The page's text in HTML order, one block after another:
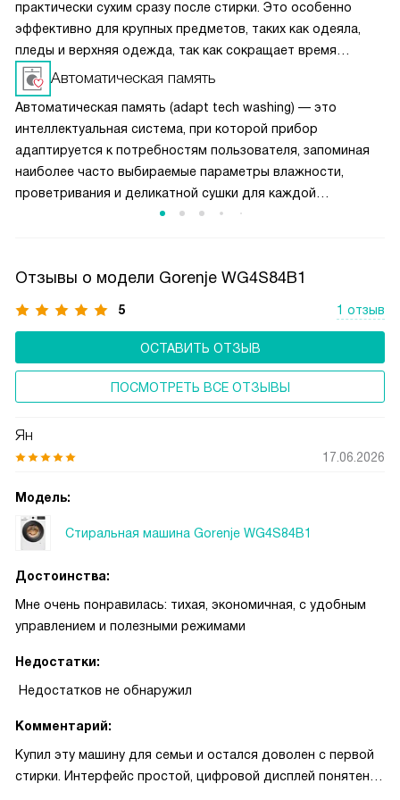
практически сухим сразу после стирки. Это особенно
эффективно для крупных предметов, таких как одеяла,
пледы и верхняя одежда, так как сокращает время
их сушки. Высокая скорость отжима также снижает
нагрузку на сушильное устройство, экономит энергию
и повышает эффективность ухода за тканями,
обеспечивая идеальные условия для последующего
глажения.
Автоматическая память
Автоматическая память (adapt tech washing) — это
интеллектуальная система, при которой прибор
адаптируется к потребностям пользователя, запоминая
наиболее часто выбираемые параметры влажности,
проветривания и деликатной сушки для каждой
из автоматических программ. При последующем запуске
Отзывы о модели Gorenje WG4S84B1
5 1 отзыв
ОСТАВИТЬ ОТЗЫВ
ПОСМОТРЕТЬ ВСЕ ОТЗЫВЫ
Ян
17.06.2026
Модель:
Стиральная машина Gorenje WG4S84B1
Достоинства:
Мне очень понравилась: тихая, экономичная, с удобным
управлением и полезными режимами
Недостатки:
Недостатков не обнаружил
Комментарий:
Купил эту машину для семьи и остался доволен с первой
стирки. Интерфейс простой, цифровой дисплей понятен,